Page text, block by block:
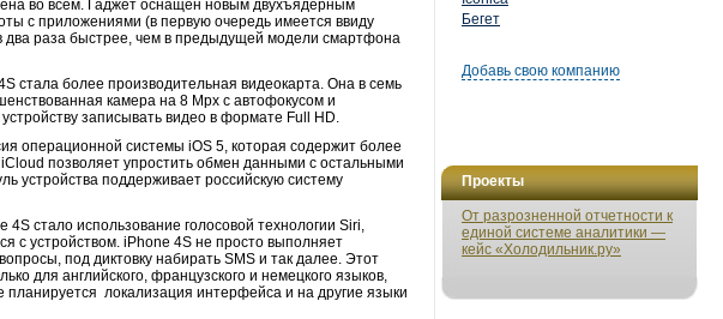
Бегет
Добавь свою компанию
Проекты
От разрозненной отчетности к
единой системе аналитики —
кейс «Холодильник.ру»
во всем. Гаджет оснащен новым двухъядерным
с приложениями (в первую очередь имеется ввиду
два раза быстрее, чем в предыдущей модели смартфона
стала более производительная видеокарта. Она в семь
камера на 8 Mpx с автофокусом и
записывать видео в формате Full HD.
операционной системы iOS 5, которая содержит более
позволяет упростить обмен данными с остальными
устройства поддерживает российскую систему
стало использование голосовой технологии Siri,
с устройством. iPhone 4S не просто выполняет
под диктовку набирать SMS и так далее. Этот
для английского, французского и немецкого языков,
локализация интерфейса и на другие языки